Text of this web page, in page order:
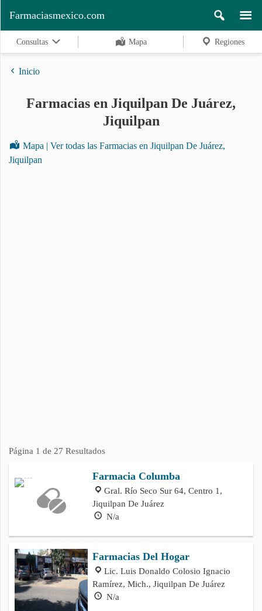
Regiones
Farmaciasmexico.com
Consultas Mapa Regiones
Inicio
Farmacias en Jiquilpan De Juárez,
Jiquilpan
Mapa | Ver todas las Farmacias en Jiquilpan De Juárez,
Jiquilpan
Página 1 de 27 Resultados
Farmacia Columba
Gral. Río Seco Sur 64, Centro 1,
Jiquilpan De Juárez
N/a
Farmacias Del Hogar
Lic. Luis Donaldo Colosio Ignacio
Ramírez, Mich., Jiquilpan De Juárez
N/a